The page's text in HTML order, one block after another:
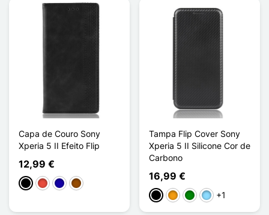
Capa de Couro Sony
Xperia 5 II Efeito Flip
12,99 €
PretoVermelhoAzul Escuro
Castanho
Tampa Flip Cover Sony
Xperia 5 II Silicone Cor de
Carbono
16,99 €
PretoLaranjaVerdeAzul Claro
+1